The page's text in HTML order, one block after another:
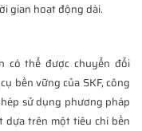
gian hoạt động dài.
có thể được chuyển đổi
bền vững của SKF, công
sử dụng phương pháp
trên một tiêu chí bền